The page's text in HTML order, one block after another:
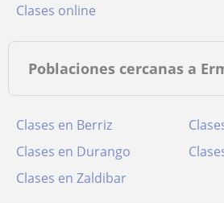
clases online
Poblaciones cercanas a
Clases en Berriz
Clases en Durango
Clases en Zaldibar